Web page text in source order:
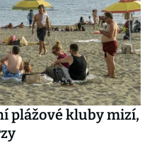
plážové kluby mizí,